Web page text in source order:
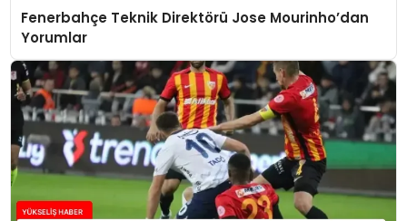
Fenerbahçe Teknik Direktörü Jose Mourinho’dan
Yorumlar